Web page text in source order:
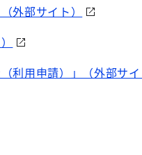
外部サイト）
利用申請）」（外部サ